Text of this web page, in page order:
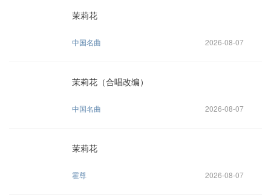
茉莉花
中国名曲 2026-08-07
茉莉花（合唱改编）
中国名曲 2026-08-07
茉莉花
霍尊 2026-08-07